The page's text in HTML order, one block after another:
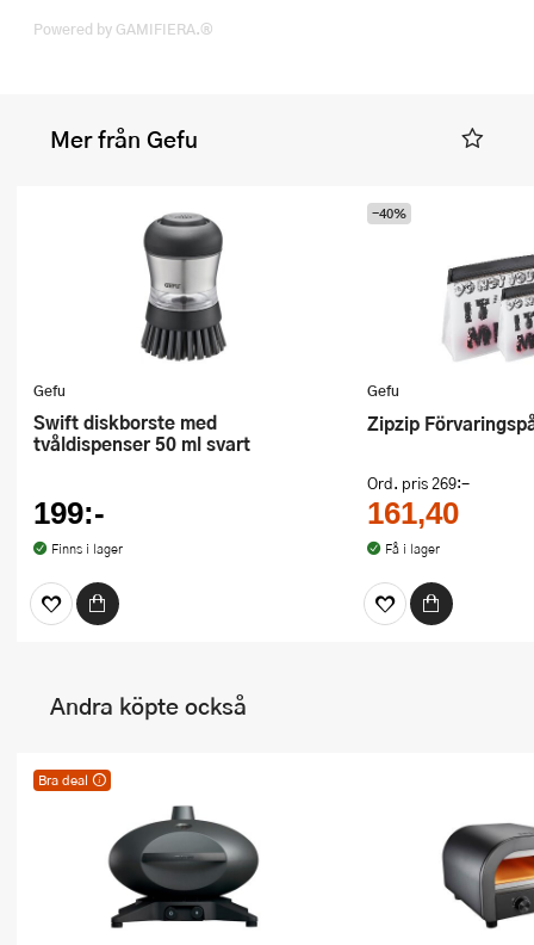
Powered by GAMIFIERA.®
Mer från Gefu
Gefu
Swift diskborste med
tvåldispenser 50 ml svart
199:-
Finns i lager
Gefu
Zipzip
Ord. pris269:-
161,40
Få i lager
-40%
Andra köpte också
Bra deal
Bra deal – utmärkt pris
varje dag! Kan ej
kombineras med andra
erbjudanden eller
rabattkuponger.